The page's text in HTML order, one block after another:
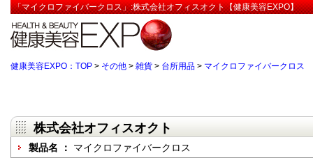
「マイクロファイバークロス」:株式会社オフィスオクト【健康美容EXPO】
健康美容EXPO：TOP > その他 > 雑貨 > 台所用品 > マイクロファイバークロス
株式会社オフィスオクト
製品名 ： マイクロファイバークロス